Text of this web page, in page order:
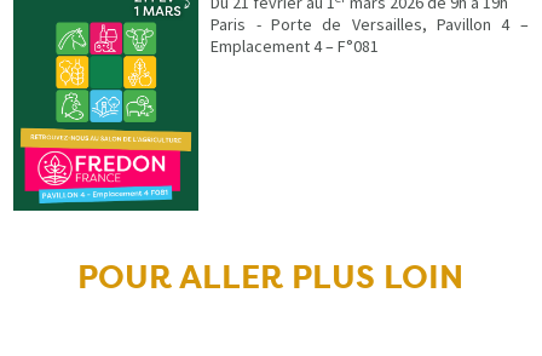
Paris - Porte de Versailles, Pavillon 4 –
Emplacement 4 – F°081
POUR ALLER PLUS LOIN